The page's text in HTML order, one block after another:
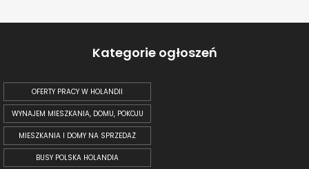
Kategorie ogłoszeń
OFERTY PRACY W HOLANDII
WYNAJEM MIESZKANIA, DOMU, POKOJU
MIESZKANIA I DOMY NA SPRZEDAŻ
BUSY POLSKA HOLANDIA